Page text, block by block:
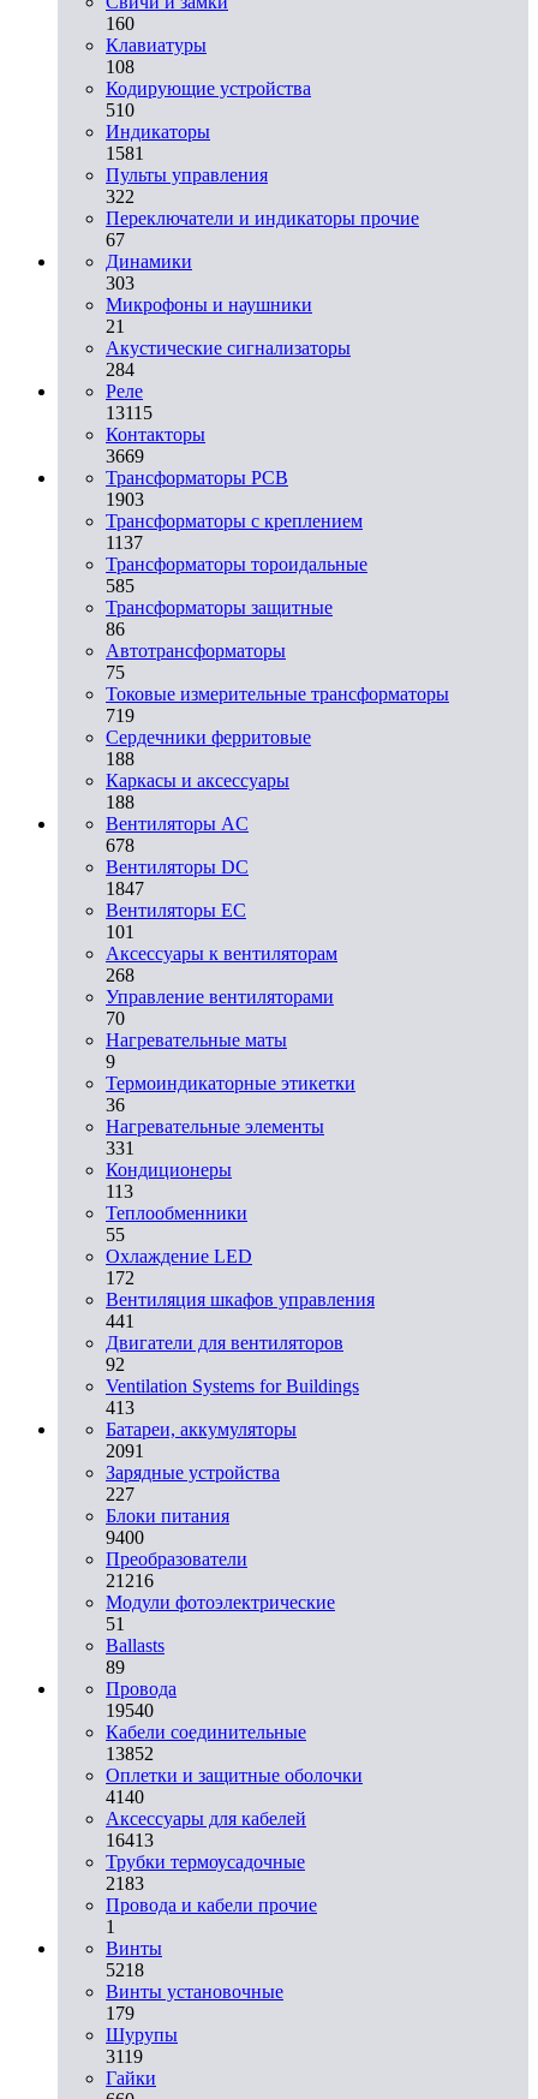
160
Клавиатуры
108
Кодирующие устройства
510
Индикаторы
1581
Пульты управления
322
Переключатели и индикаторы прочие
67
Динамики
303
Микрофоны и наушники
21
Акустические сигнализаторы
284
Реле
13115
Контакторы
3669
Трансформаторы PCB
1903
Трансформаторы с креплением
1137
Трансформаторы тороидальные
585
Трансформаторы защитные
86
Автотрансформаторы
75
Токовые измерительные трансформаторы
719
Сердечники ферритовые
188
Каркасы и аксессуары
188
Вентиляторы AC
678
Вентиляторы DC
1847
Вентиляторы EC
101
Аксессуары к вентиляторам
268
Управление вентиляторами
70
Нагревательные маты
9
Термоиндикаторные этикетки
36
Нагревательные элементы
331
Кондиционеры
113
Теплообменники
55
Охлаждение LED
172
Вентиляция шкафов управления
441
Двигатели для вентиляторов
92
Ventilation Systems for Buildings
413
Батареи, аккумуляторы
2091
Зарядные устройства
227
Блоки питания
9400
Преобразователи
21216
Модули фотоэлектрические
51
Ballasts
89
Провода
19540
Кабели соединительные
13852
Оплетки и защитные оболочки
4140
Аксессуары для кабелей
16413
Трубки термоусадочные
2183
Провода и кабели прочие
1
Винты
5218
Винты установочные
179
Шурупы
3119
Гайки